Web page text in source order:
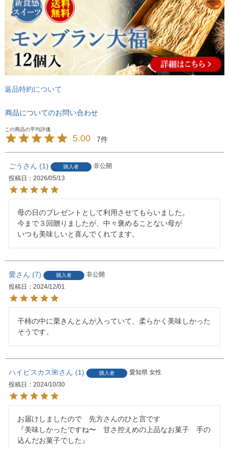
返品特約について
商品についてのお問い合わせ
5.00 7
ごう 1 購入者
非公開
投稿日
2026/05/13
母の日のプレゼントとして利用させてもらいました。
今まで３回贈りましたが、中々褒めることない母が
いつも美味しいと喜んでくれてます。
愛 7 購入者
非公開
投稿日
2024/12/01
干柿の中に栗きんとんが入っていて、柔らかく美味しかった
そうです。
ハイビスカス🌺 1 購入者 愛知県 女性
投稿日
2024/10/30
お届けしましたので　先方さんのひと言です
『美味しかったですね〜　甘さ控えめの上品なお菓子　手の
込んだお菓子でした』